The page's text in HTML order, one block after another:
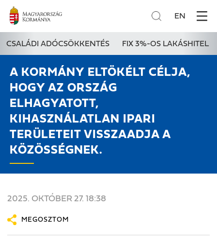
CSALÁDI ADÓCSÖKKENTÉS FIX 3%-OS LAKÁSHITEL
EN
A KORMÁNY ELTÖKÉLT CÉLJA,
HOGY AZ ORSZÁG
ELHAGYATOTT,
KIHASZNÁLATLAN IPARI
TERÜLETEIT VISSZAADJA A
KÖZÖSSÉGNEK.
2025. OKTÓBER 27. 18:38
MEGOSZTOM